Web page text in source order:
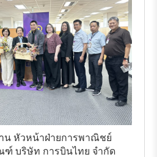
น หัวหน้าฝ่ายการพาณิชย์
บริษัท การบินไทย จำกัด